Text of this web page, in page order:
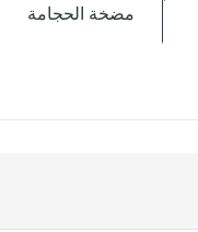
مضخة الحجامة